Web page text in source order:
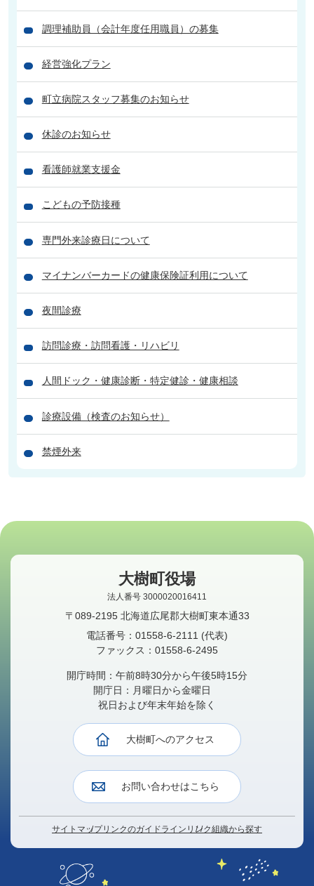
調理補助員（会計年度任用職員）の募集
経営強化プラン
町立病院スタッフ募集のお知らせ
休診のお知らせ
看護師就業支援金
こどもの予防接種
専門外来診療日について
マイナンバーカードの健康保険証利用について
夜間診療
訪問診療・訪問看護・リハビリ
人間ドック・健康診断・特定健診・健康相談
診療設備（検査のお知らせ）
禁煙外来
大樹町役場
法人番号 3000020016411
〒089-2195 北海道広尾郡大樹町東本通33
電話番号： 01558-6-2111 (代表)
ファックス： 01558-6-2495
開庁時間：午前8時30分から午後5時15分
開庁日：月曜日から金曜日
祝日および年末年始を除く
大樹町へのアクセス
お問い合わせはこちら
サイトマップリンクのガイドライン リンク組織から探す